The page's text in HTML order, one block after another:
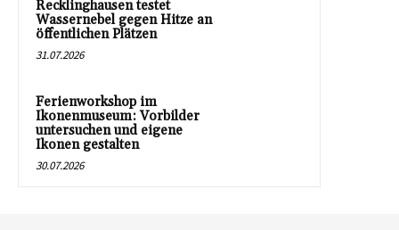
Recklinghausen testet
Wassernebel gegen Hitze an
öffentlichen Plätzen
31.07.2026
Ferienworkshop im
Ikonenmuseum: Vorbilder
untersuchen und eigene
Ikonen gestalten
30.07.2026